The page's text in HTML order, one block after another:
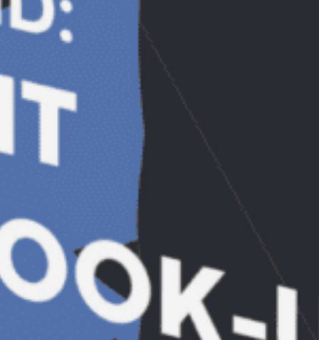
Numar participanti:
participanti, acces gratuit – primii care
se inscriu in formularul de mai jos.
de participanti va fi publicata pe aceasta
primi email de invitatie la intalnire.
ATENTIE:
Pentru a avea acces cat mai multi
participanti la Empower Live!
persoana NU poate participa la 3
intalniri Empower Live! consecutive.
Daca ai participat deja la doua intalniri
CONSECUTIVE, runda aceasta stai deoparte
si lasa pe altcineva sa participe.
Inscrieri pentru Empower Live! Bucuresti
30 martie
Inscrieri inchise!
Lista de participanti:
1-2. Elena Shvets (plus o persoana)